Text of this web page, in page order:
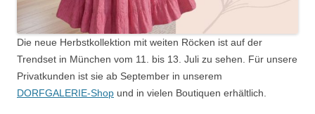
Die neue Herbstkollektion mit weiten Röcken ist auf der
Trendset in München vom 11. bis 13. Juli zu sehen. Für unsere
Privatkunden ist sie ab September in unserem
DORFGALERIE-Shop und in vielen Boutiquen erhältlich.